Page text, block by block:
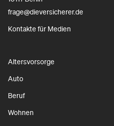
frage@dieversicherer.de
Kontakte für Medien
Altersvorsorge
Auto
Beruf
Wohnen